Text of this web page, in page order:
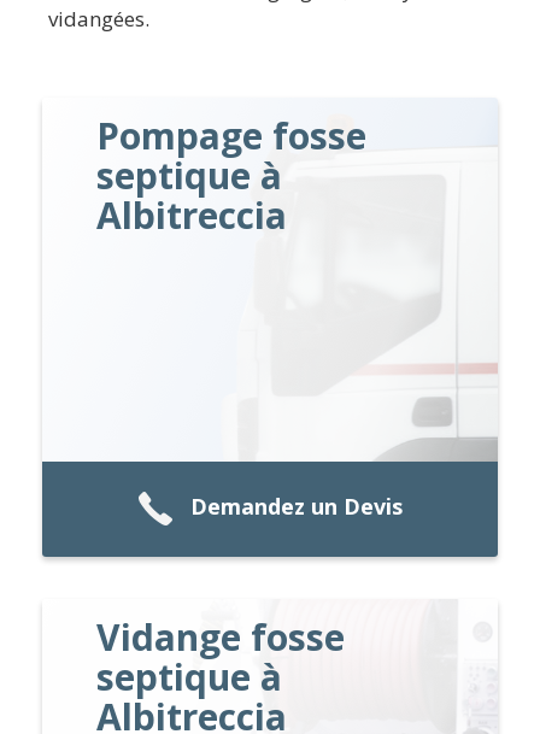
vidangées.
Pompage fosse
septique à
Albitreccia
Demandez un Devis
Vidange fosse
septique à
Albitreccia